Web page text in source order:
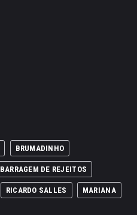
BRUMADINHO
BARRAGEM DE REJEITOS
RICARDO SALLES MARIANA